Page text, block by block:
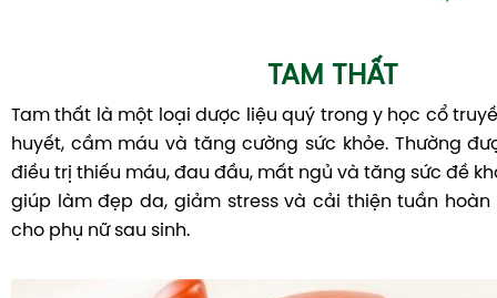
CAO DẠ CẨM
SIRO TÁO BÓN
HÀ THỦ Ô
CAO DÂY THÌA CANH
TAM THẤT
Tam thất là một loại dược liệu quý trong y học cổ
huyết, cầm máu và tăng cường sức khỏe. Thường
điều trị thiếu máu, đau đầu, mất ngủ và tăng sức đề
giúp làm đẹp da, giảm stress và cải thiện tuần
cho phụ nữ sau sinh.